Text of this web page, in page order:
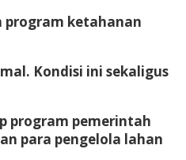
program ketahanan
Kondisi ini sekaligus
program pemerintah
para pengelola lahan